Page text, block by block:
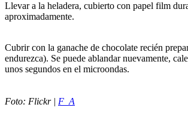
Llevar a la heladera, cubierto con papel film
aproximadamente.
Cubrir con la ganache de chocolate recién
endurezca). Se puede ablandar nuevamente,
unos segundos en el microondas.
Foto: Flickr | F_A